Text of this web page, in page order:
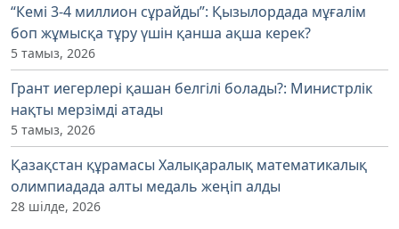
“Кемі 3-4 миллион сұрайды”: Қызылордада мұғалім
боп жұмысқа тұру үшін қанша ақша керек?
5 тамыз, 2026
Грант иегерлері қашан белгілі болады?: Министрлік
нақты мерзімді атады
5 тамыз, 2026
Қазақстан құрамасы Халықаралық математикалық
олимпиадада алты медаль жеңіп алды
28 шілде, 2026